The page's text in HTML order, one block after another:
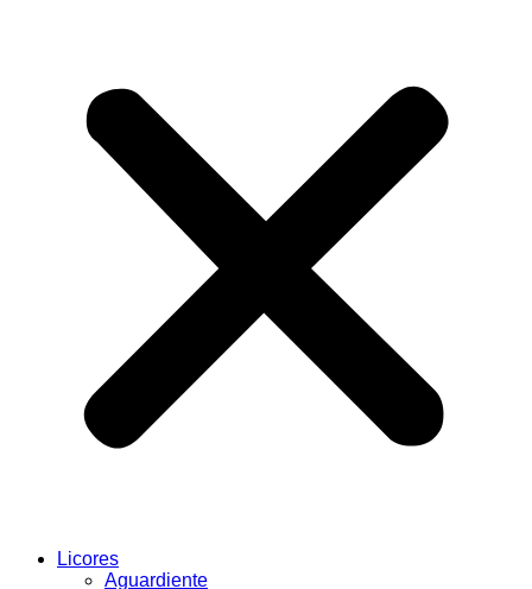
Licores
Aguardiente